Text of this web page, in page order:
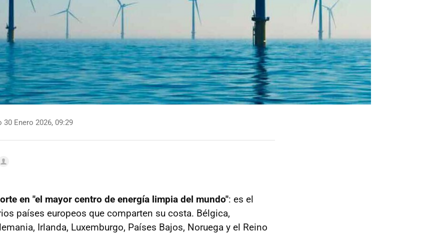
30 Enero 2026, 09:29
en "el mayor centro de energía limpia del mundo": es el
países europeos que comparten su costa. Bélgica,
Irlanda, Luxemburgo, Países Bajos, Noruega y el Reino